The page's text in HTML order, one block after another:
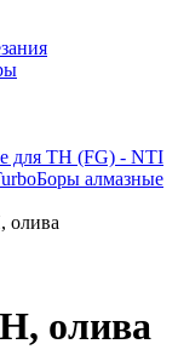
для ТН (FG) - NTI
Боры алмазные
олива
олива